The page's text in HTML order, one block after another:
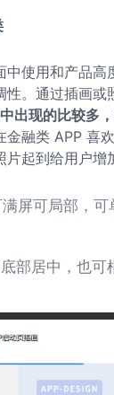
中使用和产品
。通过插画或
出现的比较多，
融类 APP 喜
起到给用户增
屏可局部，可
部居中，也可